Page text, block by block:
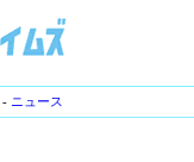
- ニュース